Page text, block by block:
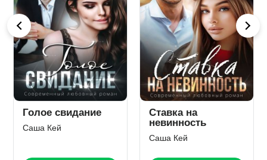
Голое свидание
Саша Кей
Ставка на
невинность
Саша Кей